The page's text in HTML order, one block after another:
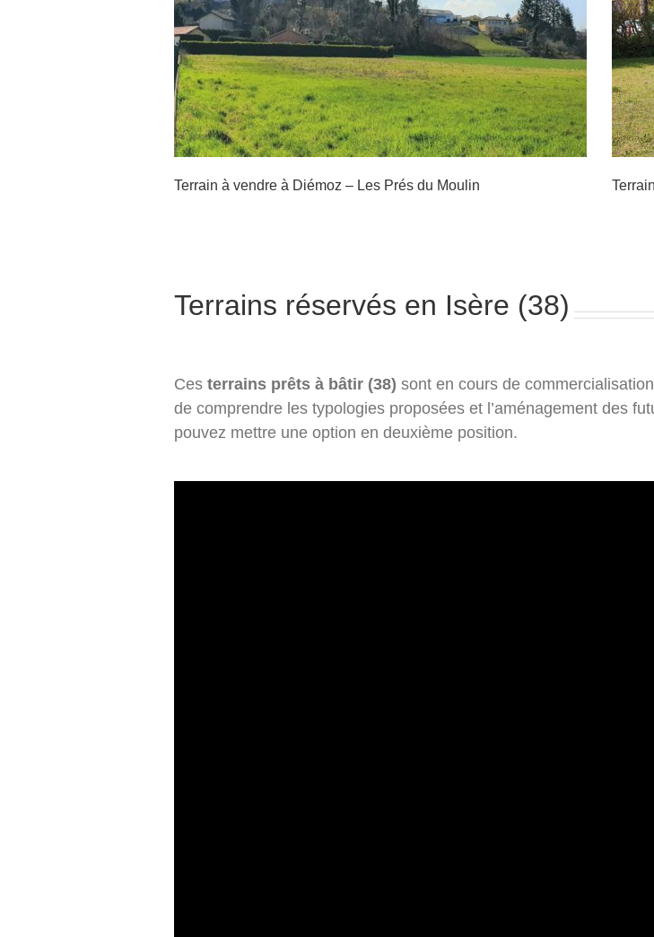
Terrain à vendre à Diémoz – Les Prés du Moulin
Terrain à vendre à Villefontaine – Le
Buisson Rond
Terrains réservés en Isère (38)
Ces terrains prêts à bâtir (38) sont en cours de
de comprendre les typologies proposées et l’aménagement des
pouvez mettre une option en deuxième position.